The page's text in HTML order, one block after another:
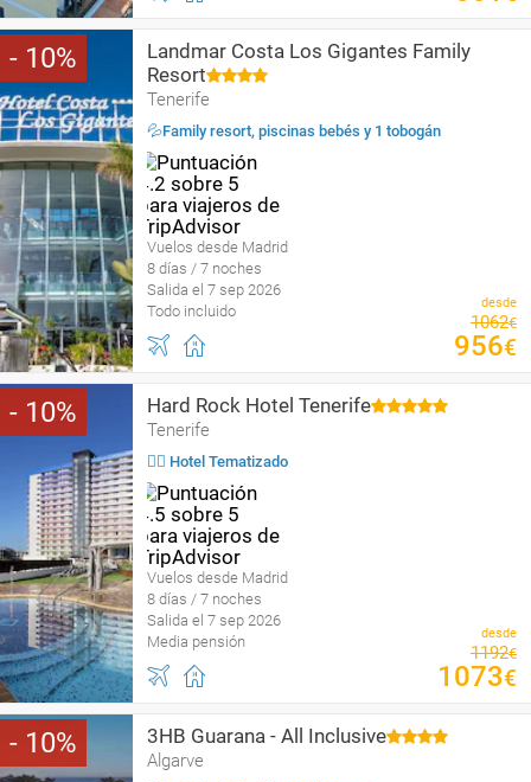
10
Landmar Costa Los Gigantes Family
Resort
Tenerife
💦Family resort, piscinas bebés y 1 tobogán
Vuelos desde Madrid
8 días / 7 noches
Salida el 7 sep 2026
Todo incluido
desde
1062€
956€
10 Hard Rock Hotel Tenerife
Tenerife
🤹‍♀️ Hotel Tematizado
Vuelos desde Madrid
8 días / 7 noches
Salida el 7 sep 2026
Media pensión
desde
1192€
1073€
10 3HB Guarana - All Inclusive
Algarve